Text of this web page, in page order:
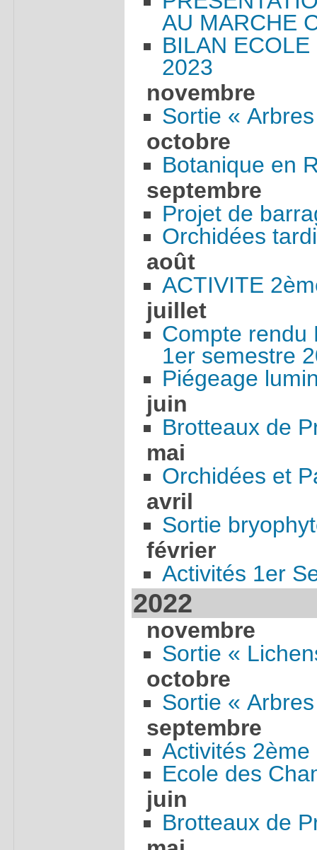
AU MARCHE
BILAN
2023
novembre
Sortie «
octobre
Botanique en
septembre
Projet de
Orchidées
août
ACTIVITE
juillet
Compte rendu
1er semestre
Piégeage
juin
Brotteaux de
mai
Orchidées et
avril
Sortie
février
Activités 1er
2022
novembre
Sortie «
octobre
Sortie «
septembre
Activités
Ecole des
juin
Brotteaux de